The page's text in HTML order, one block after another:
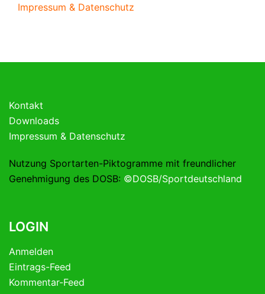
Impressum & Datenschutz
Kontakt
Downloads
Impressum & Datenschutz
Nutzung Sportarten-Piktogramme mit freundlicher
Genehmigung des DOSB: ©DOSB/Sportdeutschland
LOGIN
Anmelden
Eintrags-Feed
Kommentar-Feed